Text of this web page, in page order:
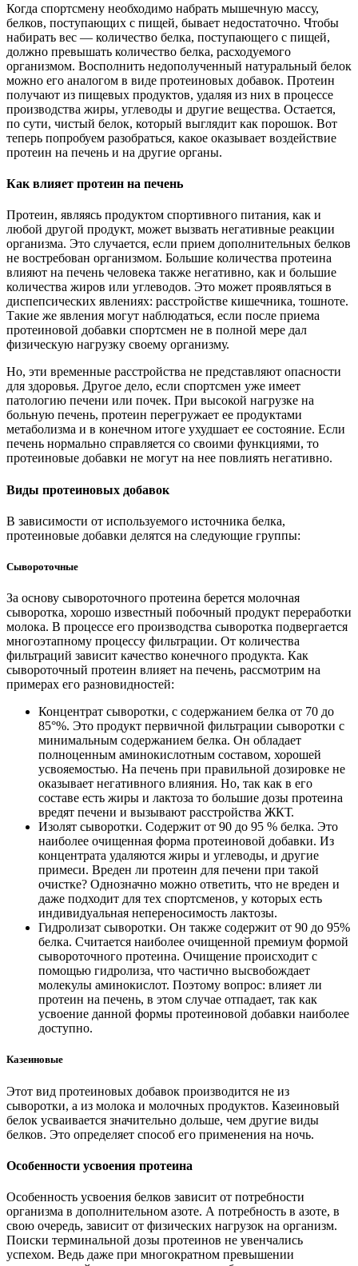
Когда спортсмену необходимо набрать мышечную массу,
белков, поступающих с пищей, бывает недостаточно. Чтобы
набирать вес — количество белка, поступающего с пищей,
должно превышать количество белка, расходуемого
организмом. Восполнить недополученный натуральный белок
можно его аналогом в виде протеиновых добавок. Протеин
получают из пищевых продуктов, удаляя из них в процессе
производства жиры, углеводы и другие вещества. Остается,
по сути, чистый белок, который выглядит как порошок. Вот
теперь попробуем разобраться, какое оказывает воздействие
протеин на печень и на другие органы.
Как влияет протеин на печень
Протеин, являясь продуктом спортивного питания, как и
любой другой продукт, может вызвать негативные реакции
организма. Это случается, если прием дополнительных белков
не востребован организмом. Большие количества протеина
влияют на печень человека также негативно, как и большие
количества жиров или углеводов. Это может проявляться в
диспепсических явлениях: расстройстве кишечника, тошноте.
Такие же явления могут наблюдаться, если после приема
протеиновой добавки спортсмен не в полной мере дал
физическую нагрузку своему организму.
Но, эти временные расстройства не представляют опасности
для здоровья. Другое дело, если спортсмен уже имеет
патологию печени или почек. При высокой нагрузке на
больную печень, протеин перегружает ее продуктами
метаболизма и в конечном итоге ухудшает ее состояние. Если
печень нормально справляется со своими функциями, то
протеиновые добавки не могут на нее повлиять негативно.
Виды протеиновых добавок
В зависимости от используемого источника белка,
протеиновые добавки делятся на следующие группы:
Сывороточные
За основу сывороточного протеина берется молочная
сыворотка, хорошо известный побочный продукт переработки
молока. В процессе его производства сыворотка подвергается
многоэтапному процессу фильтрации. От количества
фильтраций зависит качество конечного продукта. Как
сывороточный протеин влияет на печень, рассмотрим на
примерах его разновидностей:
Концентрат сыворотки, с содержанием белка от 70 до
85°%. Это продукт первичной фильтрации сыворотки с
минимальным содержанием белка. Он обладает
полноценным аминокислотным составом, хорошей
усвояемостью. На печень при правильной дозировке не
оказывает негативного влияния. Но, так как в его
составе есть жиры и лактоза то большие дозы протеина
вредят печени и вызывают расстройства ЖКТ.
Изолят сыворотки. Содержит от 90 до 95 % белка. Это
наиболее очищенная форма протеиновой добавки. Из
концентрата удаляются жиры и углеводы, и другие
примеси. Вреден ли протеин для печени при такой
очистке? Однозначно можно ответить, что не вреден и
даже подходит для тех спортсменов, у которых есть
индивидуальная непереносимость лактозы.
Гидролизат сыворотки. Он также содержит от 90 до 95%
белка. Считается наиболее очищенной премиум формой
сывороточного протеина. Очищение происходит с
помощью гидролиза, что частично высвобождает
молекулы аминокислот. Поэтому вопрос: влияет ли
протеин на печень, в этом случае отпадает, так как
усвоение данной формы протеиновой добавки наиболее
доступно.
Казеиновые
Этот вид протеиновых добавок производится не из
сыворотки, а из молока и молочных продуктов. Казеиновый
белок усваивается значительно дольше, чем другие виды
белков. Это определяет способ его применения на ночь.
Особенности усвоения протеина
Особенность усвоения белков зависит от потребности
организма в дополнительном азоте. А потребность в азоте, в
свою очередь, зависит от физических нагрузок на организм.
Поиски терминальной дозы протеинов не увенчались
успехом. Ведь даже при многократном превышении